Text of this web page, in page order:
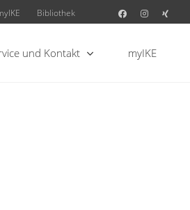
Bibliothek
und Kontakt myIKE